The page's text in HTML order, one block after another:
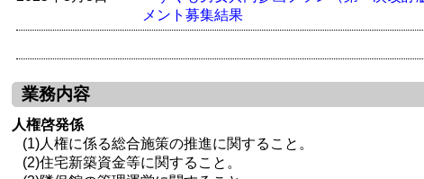
メント募集結果
業務内容
人権啓発係
(1)人権に係る総合施策の推進に関すること。
(2)住宅新築資金等に関すること。